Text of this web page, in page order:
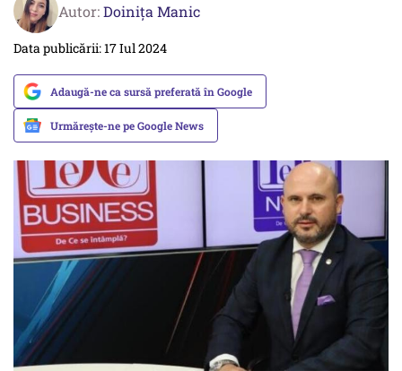
Autor:Doinița Manic
Data publicării: 17 Iul 2024
Adaugă-ne ca sursă preferată în Google
Urmărește-ne pe Google News